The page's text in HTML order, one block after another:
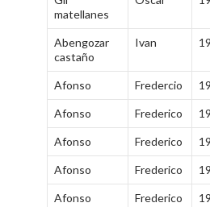
matellanes
Abengozar
castaño
Ivan
Afonso Fredercio
Afonso Frederico
Afonso Frederico
Afonso Frederico
Afonso Frederico